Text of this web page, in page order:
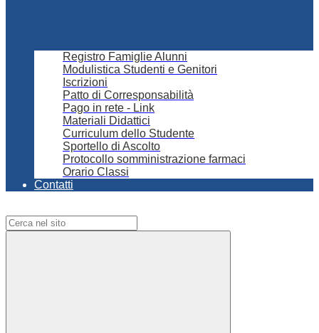
Registro Famiglie Alunni
Modulistica Studenti e Genitori
Iscrizioni
Patto di Corresponsabilità
Pago in rete - Link
Materiali Didattici
Curriculum dello Studente
Sportello di Ascolto
Protocollo somministrazione farmaci
Orario Classi
Contatti